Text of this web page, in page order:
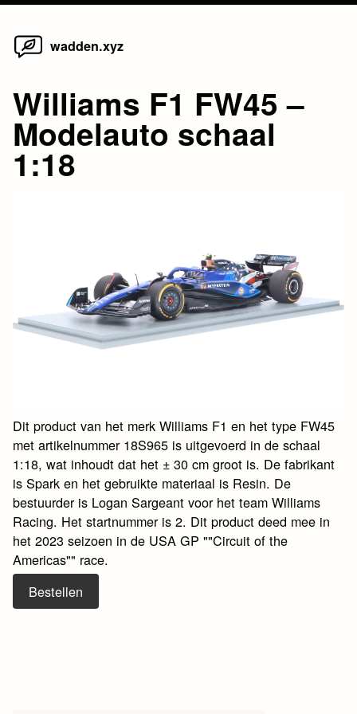
Skip
wadden.xyz
Williams F1 FW45 –
Modelauto schaal
1:18
Dit product van het merk Williams F1 en het type FW45
met artikelnummer 18S965 is uitgevoerd in de schaal
1:18, wat inhoudt dat het ± 30 cm groot is. De fabrikant
is Spark en het gebruikte materiaal is Resin. De
bestuurder is Logan Sargeant voor het team Williams
Racing. Het startnummer is 2. Dit product deed mee in
het 2023 seizoen in de USA GP ""Circuit of the
Americas"" race.
Bestellen